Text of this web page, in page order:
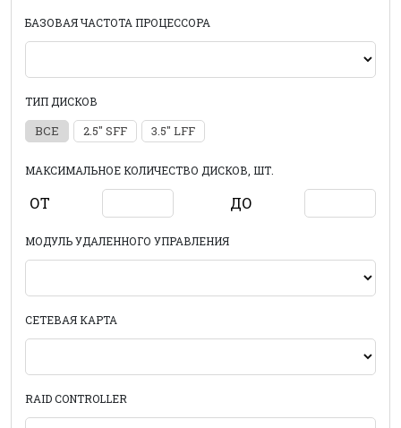
БАЗОВАЯ ЧАСТОТА ПРОЦЕССОРА
ТИП ДИСКОВ
ВСЕ 2.5" SFF 3.5" LFF
МАКСИМАЛЬНОЕ КОЛИЧЕСТВО ДИСКОВ, ШТ.
ОТ ДО
МОДУЛЬ УДАЛЕННОГО УПРАВЛЕНИЯ
СЕТЕВАЯ КАРТА
RAID CONTROLLER